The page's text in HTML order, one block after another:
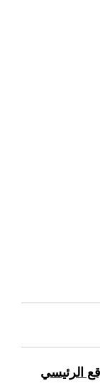
الرئيسي